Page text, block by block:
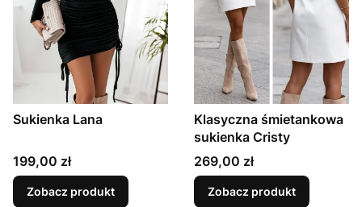
Sukienka Lana
Cena
199,00 zł
Zobacz produkt
Klasyczna śmietankowa
sukienka Cristy
Cena
269,00 zł
Zobacz produkt